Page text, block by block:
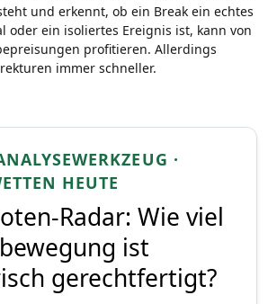
und erkennt, ob ein Break ein echtes
oder ein isoliertes Ereignis ist, kann von
profitieren. Allerdings
immer schneller.
·
HEUTE
Radar: Wie viel
ist
gerechtfertigt?